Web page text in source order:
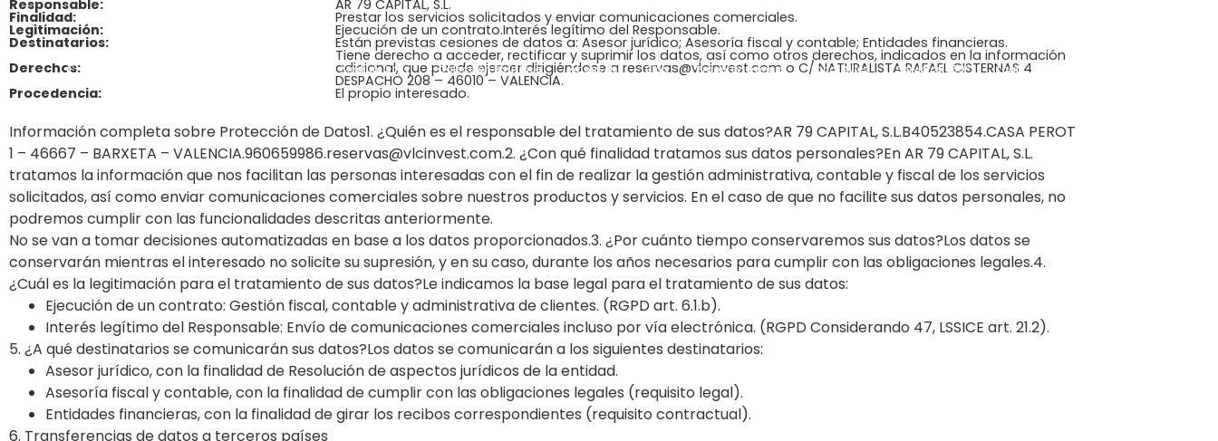
Medium Stay Colección Boutique About Us Blog Property Owners Local Allies Servicios 360º Login
Responsable: AR 79 CAPITAL, S.L.
Finalidad: Prestar los servicios solicitados y enviar comunicaciones comerciales.
Legitimación: Ejecución de un contrato.Interés legítimo del Responsable.
Destinatarios:
Están previstas cesiones de datos a: Asesor jurídico; Asesoría fiscal y contable; Entidades financieras.
Derechos:
Tiene derecho a acceder, rectificar y suprimir los datos, así como otros derechos, indicados en la información
adicional, que puede ejercer dirigiéndose a reservas@vlcinvest.com o C/ NATURALISTA RAFAEL CISTERNAS 4
DESPACHO 208 – 46010 – VALENCIA.
Procedencia: El propio interesado.
Información completa sobre Protección de Datos1. ¿Quién es el responsable del tratamiento de sus datos?AR 79 CAPITAL, S.L.B40523854.CASA PEROT
1 – 46667 – BARXETA – VALENCIA.960659986.reservas@vlcinvest.com.2. ¿Con qué finalidad tratamos sus datos personales?En AR 79 CAPITAL, S.L.
tratamos la información que nos facilitan las personas interesadas con el fin de realizar la gestión administrativa, contable y fiscal de los servicios
solicitados, así como enviar comunicaciones comerciales sobre nuestros productos y servicios. En el caso de que no facilite sus datos personales, no
podremos cumplir con las funcionalidades descritas anteriormente.
No se van a tomar decisiones automatizadas en base a los datos proporcionados.3. ¿Por cuánto tiempo conservaremos sus datos?Los datos se
conservarán mientras el interesado no solicite su supresión, y en su caso, durante los años necesarios para cumplir con las obligaciones legales.4.
¿Cuál es la legitimación para el tratamiento de sus datos?Le indicamos la base legal para el tratamiento de sus datos:
Ejecución de un contrato: Gestión fiscal, contable y administrativa de clientes. (RGPD art. 6.1.b).
Interés legítimo del Responsable: Envío de comunicaciones comerciales incluso por vía electrónica. (RGPD Considerando 47, LSSICE art. 21.2).
5. ¿A qué destinatarios se comunicarán sus datos?Los datos se comunicarán a los siguientes destinatarios:
Asesor jurídico, con la finalidad de Resolución de aspectos jurídicos de la entidad.
Asesoría fiscal y contable, con la finalidad de cumplir con las obligaciones legales (requisito legal).
Entidades financieras, con la finalidad de girar los recibos correspondientes (requisito contractual).
6. Transferencias de datos a terceros países